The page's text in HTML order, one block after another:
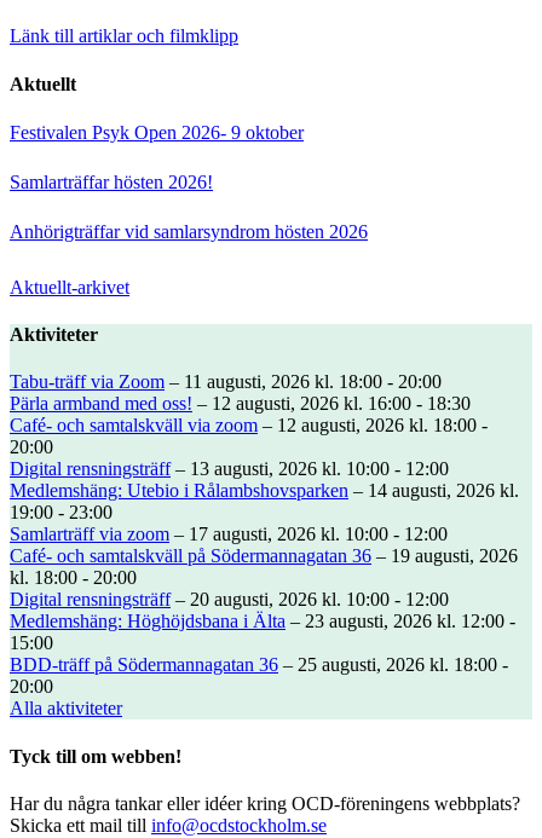
Länk till artiklar och filmklipp
Aktuellt
Festivalen Psyk Open 2026- 9 oktober
Samlarträffar hösten 2026!
Anhörigträffar vid samlarsyndrom hösten 2026
Aktuellt-arkivet
Aktiviteter
Tabu-träff via Zoom – 11 augusti, 2026 kl. 18:00 - 20:00
Pärla armband med oss! – 12 augusti, 2026 kl. 16:00 - 18:30
Café- och samtalskväll via zoom – 12 augusti, 2026 kl. 18:00 -
20:00
Digital rensningsträff– 13 augusti, 2026 kl. 10:00 - 12:00
Medlemshäng: Utebio i Rålambshovsparken – 14 augusti, 2026 kl.
19:00 - 23:00
Samlarträff via zoom – 17 augusti, 2026 kl. 10:00 - 12:00
Café- och samtalskväll på Södermannagatan 36 – 19 augusti, 2026
kl. 18:00 - 20:00
Digital rensningsträff– 20 augusti, 2026 kl. 10:00 - 12:00
Medlemshäng: Höghöjdsbana i Älta – 23 augusti, 2026 kl. 12:00 -
15:00
BDD-träff på Södermannagatan 36 – 25 augusti, 2026 kl. 18:00 -
20:00
Alla aktiviteter
Tyck till om webben!
Har du några tankar eller idéer kring OCD-föreningens webbplats?
Skicka ett mail till info@ocdstockholm.se